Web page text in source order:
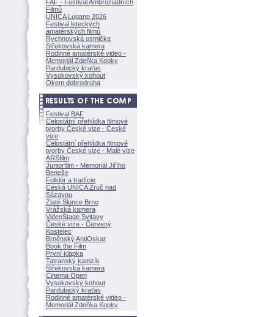
FAF - Festival Ambroziádních
Filmů
UNICA Lugano 2026
Festival leteckých
amatérských filmů
Rychnovská osmička
Střekovská kamera
Rodinné amatérské video -
Memoriál Zdeňka Kopky
Pardubický kraťas
Vysokovský kohout
Okem dobrodruha
Festival BAF
Celostátní přehlídka filmové
tvorby České vize - České
vize
Celostátní přehlídka filmové
tvorby České vize - Malé vize
ARSfilm
Juniorfilm - Memoriál Jiřího
Beneše
Folklór a tradície
Česká UNICA Zruč nad
Sázavou
Zlaté Slunce Brno
Vrážská kamera
VideoStage Svitavy
České vize - Červený
Kostelec
Brněnský AntiOskar
Book the Film
První klapka
Tatranský kamzík
Střekovská kamera
Cinema Open
Vysokovský kohout
Pardubický kraťas
Rodinné amatérské video -
Memoriál Zdeňka Kopky